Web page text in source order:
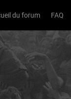
du forum FAQ